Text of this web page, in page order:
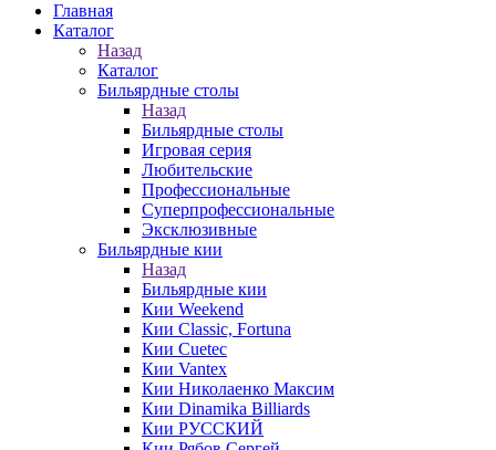
Главная
Каталог
Назад
Каталог
Бильярдные столы
Назад
Бильярдные столы
Игровая серия
Любительские
Профессиональные
Суперпрофессиональные
Эксклюзивные
Бильярдные кии
Назад
Бильярдные кии
Кии Weekend
Кии Classic, Fortuna
Кии Cuetec
Кии Vantex
Кии Николаенко Максим
Кии Dinamika Billiards
Кии РУССКИЙ